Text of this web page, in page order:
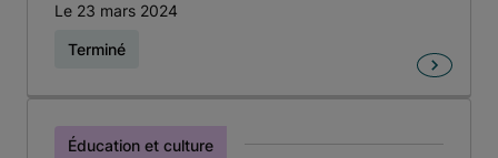
Le 23 mars 2024
Terminé
Éducation et culture